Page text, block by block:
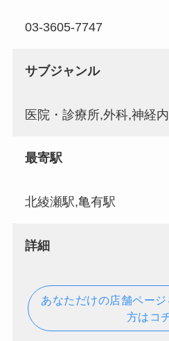
03-3605-7747
サブジャンル
医院・診療所,外科,神経
最寄駅
北綾瀬駅,亀有駅
詳細
あなただけの店舗ペー
方はコ